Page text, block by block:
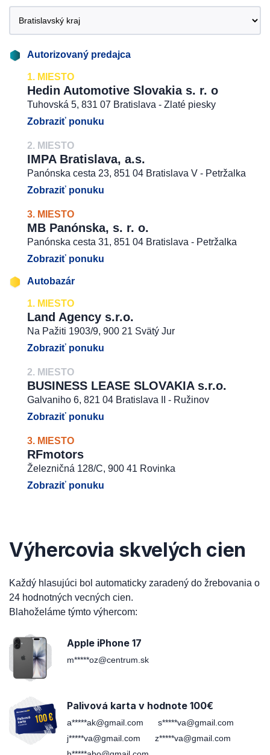
Autorizovaný predajca
1. MIESTO
Hedin Automotive Slovakia s. r. o
Tuhovská 5, 831 07 Bratislava - Zlaté piesky
Zobraziť ponuku
2. MIESTO
IMPA Bratislava, a.s.
Panónska cesta 23, 851 04 Bratislava V - Petržalka
Zobraziť ponuku
3. MIESTO
MB Panónska, s. r. o.
Panónska cesta 31, 851 04 Bratislava - Petržalka
Zobraziť ponuku
Autobazár
1. MIESTO
Land Agency s.r.o.
Na Pažiti 1903/9, 900 21 Svätý Jur
Zobraziť ponuku
2. MIESTO
BUSINESS LEASE SLOVAKIA s.r.o.
Galvaniho 6, 821 04 Bratislava II - Ružinov
Zobraziť ponuku
3. MIESTO
RFmotors
Železničná 128/C, 900 41 Rovinka
Zobraziť ponuku
Výhercovia skvelých cien
Každý hlasujúci bol automaticky zaradený do žrebovania o
24 hodnotných vecných cien.
Blahoželáme týmto výhercom:
Apple iPhone 17
m*****oz@centrum.sk
Palivová karta v hodnote 100€
a*****ak@gmail.com
s*****va@gmail.com
j*****va@gmail.com
z*****va@gmail.com